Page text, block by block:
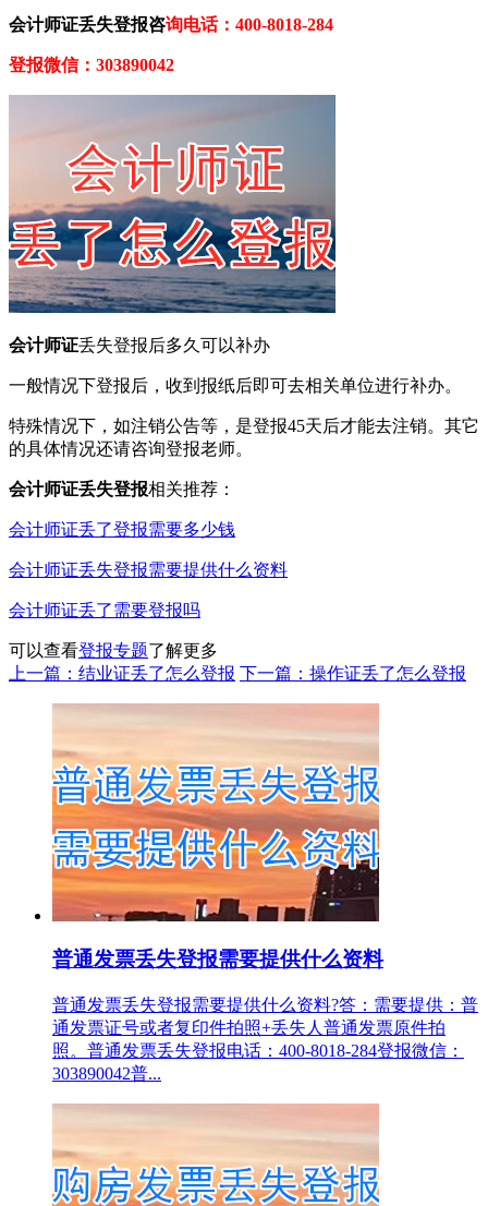
会计师证丢失登报咨询电话：400-8018-284
登报微信： 303890042
会计师证丢失登报后多久可以补办
一般情况下登报后，收到报纸后即可去相关单位进行补办。
特殊情况下，如注销公告等，是登报45天后才能去注销。其它
的具体情况还请咨询登报老师。
会计师证丢失登报相关推荐：
会计师证丢了登报需要多少钱
会计师证丢失登报需要提供什么资料
会计师证丢了需要登报吗
可以查看登报专题了解更多
上一篇：结业证丢了怎么登报 下一篇：操作证丢了怎么登报
普通发票丢失登报需要提供什么资料
普通发票丢失登报需要提供什么资料?答：需要提供：普
通发票证号或者复印件拍照+丢失人普通发票原件拍
照。普通发票丢失登报电话：400-8018-284登报微信：
303890042普...